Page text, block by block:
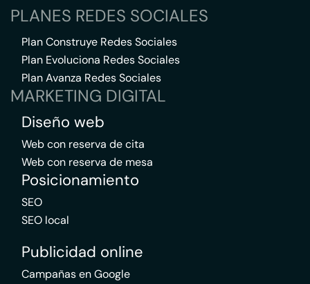
PLANES REDES SOCIALES
Plan Construye Redes Sociales
Plan Evoluciona Redes Sociales
Plan Avanza Redes Sociales
MARKETING DIGITAL
Diseño web
Web con reserva de cita
Web con reserva de mesa
Posicionamiento
SEO
SEO local
Publicidad online
Campañas en Google